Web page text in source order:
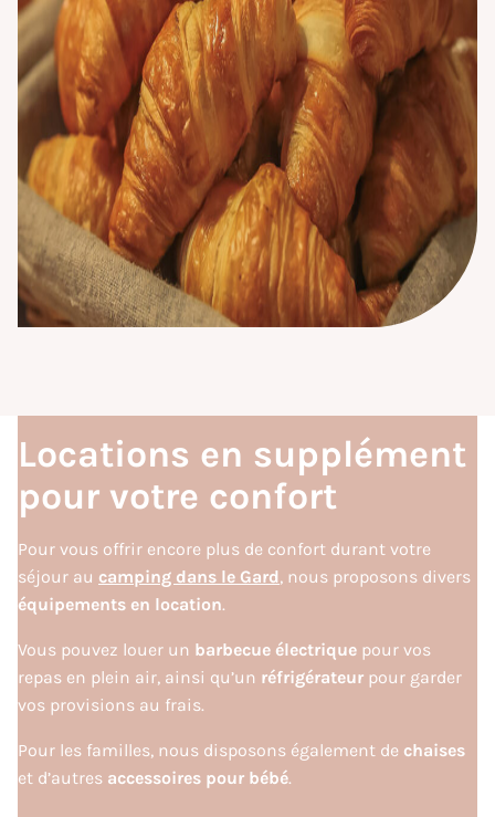
Locations en supplément
pour votre confort
Pour vous offrir encore plus de confort durant votre
séjour au camping dans le Gard, nous proposons divers
équipements en location.
Vous pouvez louer un barbecue électrique pour vos
repas en plein air, ainsi qu’un réfrigérateur pour garder
vos provisions au frais.
Pour les familles, nous disposons également de chaises
et d’autres accessoires pour bébé.